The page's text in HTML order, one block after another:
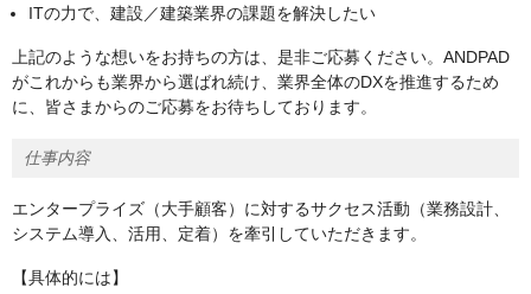
ITの力で、建設／建築業界の課題を解決したい
上記のような想いをお持ちの方は、是非ご応募ください。ANDPAD
がこれからも業界から選ばれ続け、業界全体のDXを推進するため
に、皆さまからのご応募をお待ちしております。
仕事内容
エンタープライズ（大手顧客）に対するサクセス活動（業務設計、
システム導入、活用、定着）を牽引していただきます。
【具体的には】